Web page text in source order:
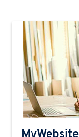
MyWebsite